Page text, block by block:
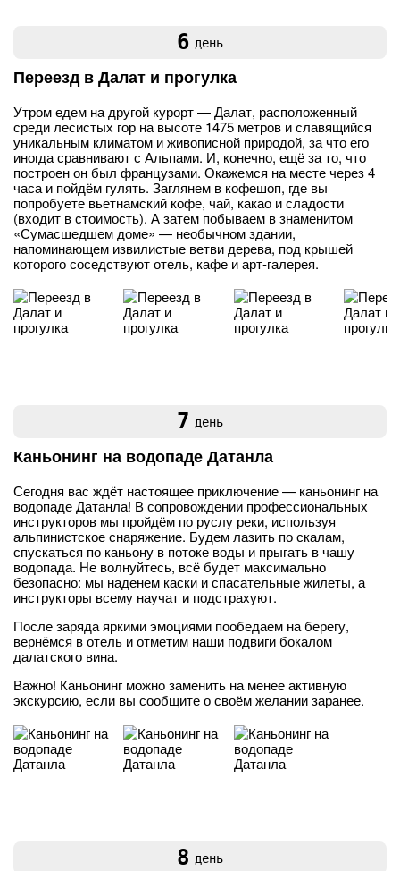
6 день
Переезд в Далат и прогулка
Утром едем на другой курорт — Далат, расположенный
среди лесистых гор на высоте 1475 метров и славящийся
уникальным климатом и живописной природой, за что его
иногда сравнивают с Альпами. И, конечно, ещё за то, что
построен он был французами. Окажемся на месте через 4
часа и пойдём гулять. Заглянем в кофешоп, где вы
попробуете вьетнамский кофе, чай, какао и сладости
(входит в стоимость). А затем побываем в знаменитом
«Сумасшедшем доме» — необычном здании,
напоминающем извилистые ветви дерева, под крышей
которого соседствуют отель, кафе и арт-галерея.
7 день
Каньонинг на водопаде Датанла
Сегодня вас ждёт настоящее приключение — каньонинг на
водопаде Датанла! В сопровождении профессиональных
инструкторов мы пройдём по руслу реки, используя
альпинистское снаряжение. Будем лазить по скалам,
спускаться по каньону в потоке воды и прыгать в чашу
водопада. Не волнуйтесь, всё будет максимально
безопасно: мы наденем каски и спасательные жилеты, а
инструкторы всему научат и подстрахуют.
После заряда яркими эмоциями пообедаем на берегу,
вернёмся в отель и отметим наши подвиги бокалом
далатского вина.
Важно! Каньонинг можно заменить на менее активную
экскурсию, если вы сообщите о своём желании заранее.
8 день